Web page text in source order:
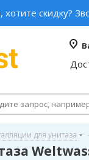
хотите скидку?
для унитаза